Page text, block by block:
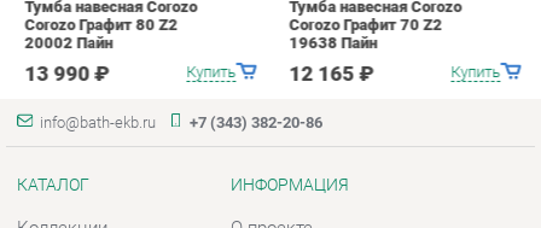
Коллекции
Шкафы в ванную
Комоды для ванной
Умывальники с тумбой
Тумбы под раковину
Зеркала в ванную
О проекте
Контакты
Дизайн
Доставка и Оплата
Скидки и Акции
Политика